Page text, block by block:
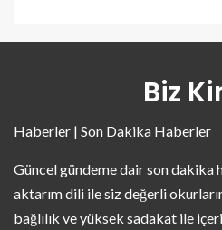
Biz
Haberler | Son Dakika Haberler
Güncel gündeme dair son
aktarım dili ile siz değerli
bağlılık ve yüksek sadakat ile